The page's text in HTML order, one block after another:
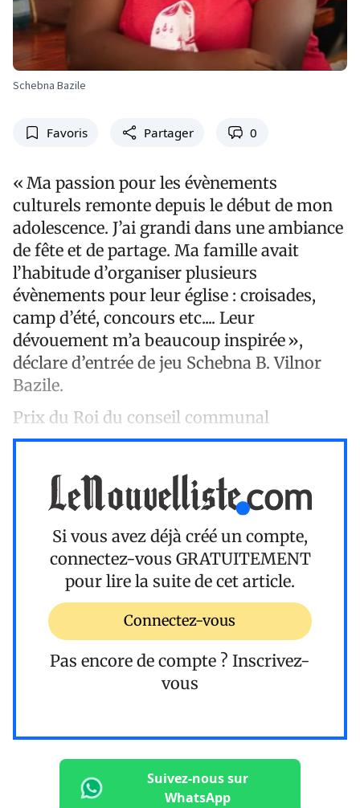
Schebna Bazile
Favoris Partager 0
« Ma passion pour les évènements
culturels remonte depuis le début de mon
adolescence. J’ai grandi dans une ambiance
de fête et de partage. Ma famille avait
l’habitude d’organiser plusieurs
évènements pour leur église : croisades,
camp d’été, concours etc.... Leur
dévouement m’a beaucoup inspirée »,
déclare d’entrée de jeu Schebna B. Vilnor
Bazile.
Prix du Roi du conseil communal
Si vous avez déjà créé un compte,
connectez-vous GRATUITEMENT
pour lire la suite de cet article.
Connectez-vous
Pas encore de compte ? Inscrivez-
vous
Suivez-nous sur
WhatsApp